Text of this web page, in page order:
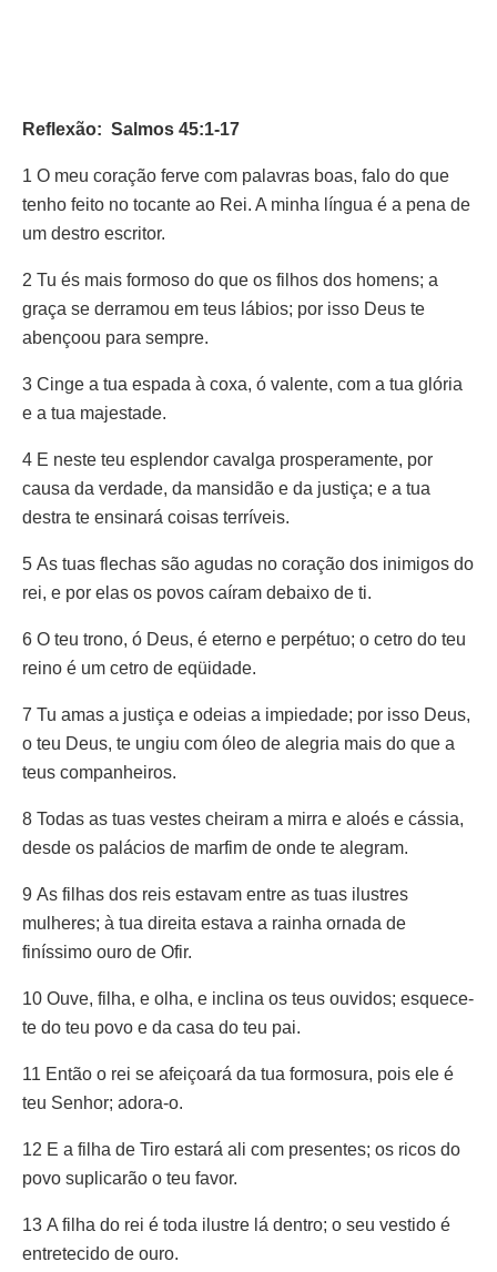
Reflexão: Salmos 45:1-17
1 O meu coração ferve com palavras boas, falo do que
tenho feito no tocante ao Rei. A minha língua é a pena de
um destro escritor.
2 Tu és mais formoso do que os filhos dos homens; a
graça se derramou em teus lábios; por isso Deus te
abençoou para sempre.
3 Cinge a tua espada à coxa, ó valente, com a tua glória
e a tua majestade.
4 E neste teu esplendor cavalga prosperamente, por
causa da verdade, da mansidão e da justiça; e a tua
destra te ensinará coisas terríveis.
5 As tuas flechas são agudas no coração dos inimigos do
rei, e por elas os povos caíram debaixo de ti.
6 O teu trono, ó Deus, é eterno e perpétuo; o cetro do teu
reino é um cetro de eqüidade.
7 Tu amas a justiça e odeias a impiedade; por isso Deus,
o teu Deus, te ungiu com óleo de alegria mais do que a
teus companheiros.
8 Todas as tuas vestes cheiram a mirra e aloés e cássia,
desde os palácios de marfim de onde te alegram.
9 As filhas dos reis estavam entre as tuas ilustres
mulheres; à tua direita estava a rainha ornada de
finíssimo ouro de Ofir.
10 Ouve, filha, e olha, e inclina os teus ouvidos; esquece-
te do teu povo e da casa do teu pai.
11 Então o rei se afeiçoará da tua formosura, pois ele é
teu Senhor; adora-o.
12 E a filha de Tiro estará ali com presentes; os ricos do
povo suplicarão o teu favor.
13 A filha do rei é toda ilustre lá dentro; o seu vestido é
entretecido de ouro.